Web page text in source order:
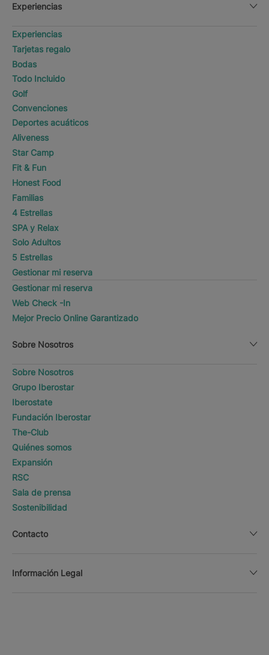
Experiencias
Experiencias
Tarjetas regalo
Bodas
Todo Incluido
Golf
Convenciones
Deportes acuáticos
Aliveness
Star Camp
Fit & Fun
Honest Food
Familias
4 Estrellas
SPA y Relax
Solo Adultos
5 Estrellas
Gestionar mi reserva
Gestionar mi reserva
Web Check -In
Mejor Precio Online Garantizado
Sobre Nosotros
Sobre Nosotros
Grupo Iberostar
Iberostate
Fundación Iberostar
The-Club
Quiénes somos
Expansión
RSC
Sala de prensa
Sostenibilidad
Contacto
Información Legal